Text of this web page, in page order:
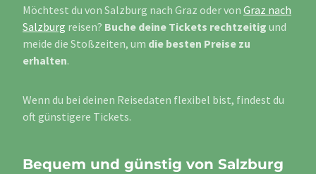
Möchtest du von Salzburg nach Graz oder von Graz nach
Salzburg reisen? Buche deine Tickets rechtzeitig und
meide die Stoßzeiten, um die besten Preise zu
erhalten.
Wenn du bei deinen Reisedaten flexibel bist, findest du
oft günstigere Tickets.
Bequem und günstig von Salzburg